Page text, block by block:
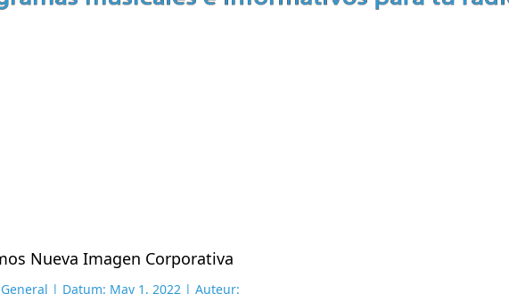
Nueva Imagen Corporativa
| Datum: May 1, 2022 | Auteur: